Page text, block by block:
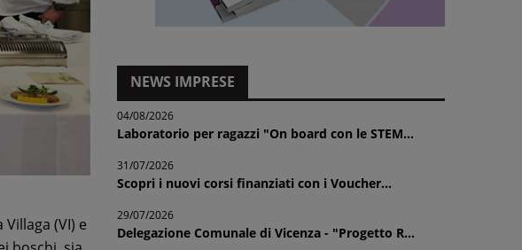
(VI) e
NEWS IMPRESE
04/08/2026
Laboratorio per ragazzi "On board con le STEM...
31/07/2026
Scopri i nuovi corsi finanziati con i Voucher...
29/07/2026
Delegazione Comunale di Vicenza - "Progetto R...